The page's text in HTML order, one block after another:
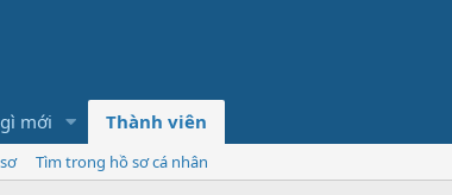
mới Thành viên
Tìm trong hồ sơ cá nhân